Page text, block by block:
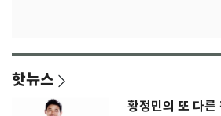
핫뉴스
황정민의 또 다른